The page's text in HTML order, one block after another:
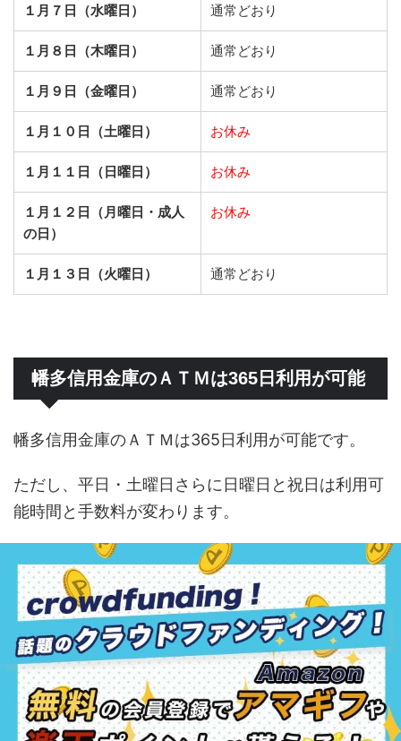
１月７日（水曜日） 通常どおり
１月８日（木曜日） 通常どおり
１月９日（金曜日） 通常どおり
１月１０日（土曜日） お休み
１月１１日（日曜日） お休み
１月１２日（月曜日・成人
の日）
お休み
１月１３日（火曜日） 通常どおり
幡多信用金庫のＡＴＭは365日利用が可能
幡多信用金庫のＡＴＭは365日利用が可能です。
ただし、平日・土曜日さらに日曜日と祝日は利用可
能時間と手数料が変わります。